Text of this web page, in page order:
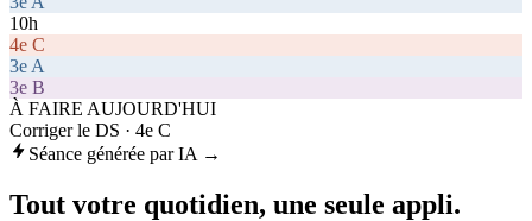
10h
4e C
3e A
3e B
À FAIRE AUJOURD'HUI
Corriger le DS · 4e C
Séance générée par IA →
Tout votre quotidien, une seule appli.